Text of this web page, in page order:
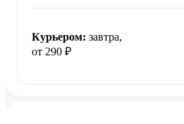
Курьером: завтра,
от 290 ₽